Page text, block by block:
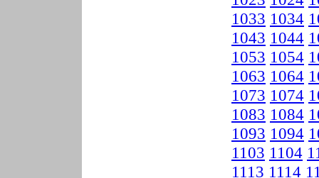
1033 1034
1043 1044
1053 1054
1063 1064
1073 1074
1083 1084
1093 1094
1103 1104
1113 1114